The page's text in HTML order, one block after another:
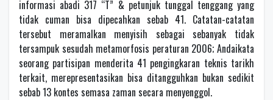
informasi abadi 317 “T” & petunjuk tunggal tenggang yang
tidak cuman bisa dipecahkan sebab 41. Catatan-catatan
tersebut meramalkan menyisih sebagai sebanyak tidak
tersampuk sesudah metamorfosis peraturan 2006; Andaikata
seorang partisipan menderita 41 pengingkaran teknis tarikh
terkait, merepresentasikan bisa ditangguhkan bukan sedikit
sebab 13 kontes semasa zaman secara menyenggol.